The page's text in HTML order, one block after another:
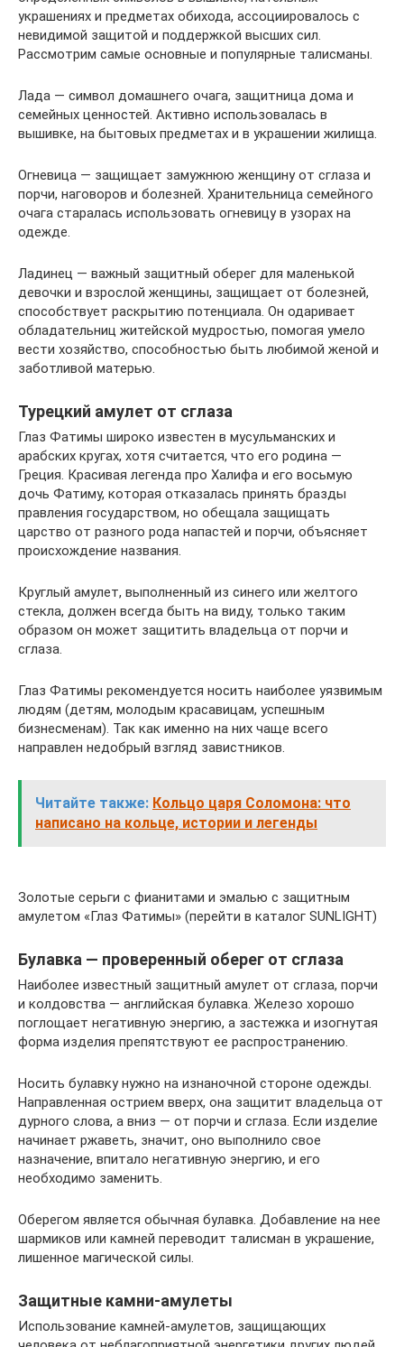
украшениях и предметах обихода, ассоциировалось с
невидимой защитой и поддержкой высших сил.
Рассмотрим самые основные и популярные талисманы.
Лада — символ домашнего очага, защитница дома и
семейных ценностей. Активно использовалась в
вышивке, на бытовых предметах и в украшении жилища.
Огневица — защищает замужнюю женщину от сглаза и
порчи, наговоров и болезней. Хранительница семейного
очага старалась использовать огневицу в узорах на
одежде.
Ладинец — важный защитный оберег для маленькой
девочки и взрослой женщины, защищает от болезней,
способствует раскрытию потенциала. Он одаривает
обладательниц житейской мудростью, помогая умело
вести хозяйство, способностью быть любимой женой и
заботливой матерью.
Турецкий амулет от сглаза
Глаз Фатимы широко известен в мусульманских и
арабских кругах, хотя считается, что его родина —
Греция. Красивая легенда про Халифа и его восьмую
дочь Фатиму, которая отказалась принять бразды
правления государством, но обещала защищать
царство от разного рода напастей и порчи, объясняет
происхождение названия.
Круглый амулет, выполненный из синего или желтого
стекла, должен всегда быть на виду, только таким
образом он может защитить владельца от порчи и
сглаза.
Глаз Фатимы рекомендуется носить наиболее уязвимым
людям (детям, молодым красавицам, успешным
бизнесменам). Так как именно на них чаще всего
направлен недобрый взгляд завистников.
Читайте также: Кольцо царя Соломона: что
написано на кольце, истории и легенды
Золотые серьги с фианитами и эмалью с защитным
амулетом «Глаз Фатимы» (перейти в каталог SUNLIGHT)
Булавка — проверенный оберег от сглаза
Наиболее известный защитный амулет от сглаза, порчи
и колдовства — английская булавка. Железо хорошо
поглощает негативную энергию, а застежка и изогнутая
форма изделия препятствуют ее распространению.
Носить булавку нужно на изнаночной стороне одежды.
Направленная острием вверх, она защитит владельца от
дурного слова, а вниз — от порчи и сглаза. Если изделие
начинает ржаветь, значит, оно выполнило свое
назначение, впитало негативную энергию, и его
необходимо заменить.
Оберегом является обычная булавка. Добавление на нее
шармиков или камней переводит талисман в украшение,
лишенное магической силы.
Защитные камни-амулеты
Использование камней-амулетов, защищающих